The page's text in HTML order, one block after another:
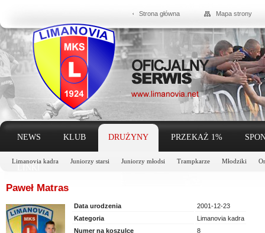
Strona główna Mapa strony
NEWS KLUB DRUŻYNY
Limanovia kadra Juniorzy starsi Juniorzy młodsi Trampkarze Młodziki
PRZEKAŻ 1%
Paweł Matras
Data urodzenia
2001-12-23
Kategoria
Limanovia kadra
Numer na koszulce
8